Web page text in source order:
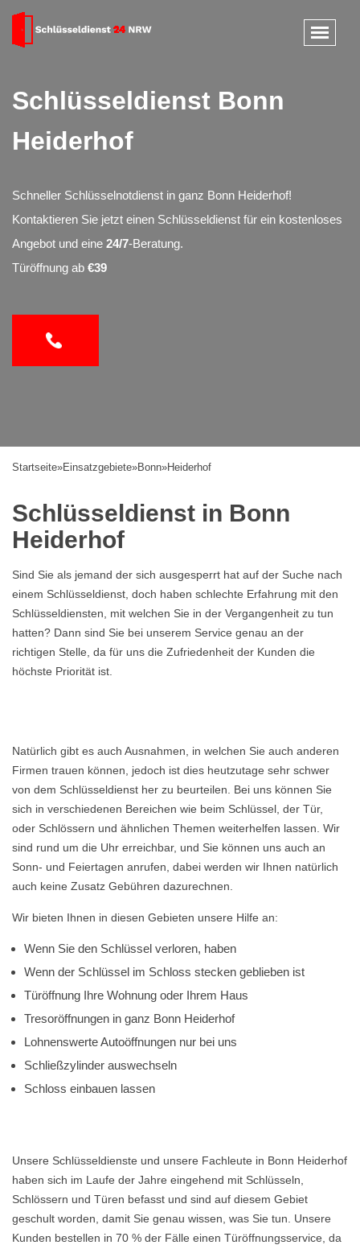
Schlüsseldienst Bonn
Heiderhof
Schneller Schlüsselnotdienst in ganz Bonn Heiderhof!
Kontaktieren Sie jetzt einen Schlüsseldienst für ein kostenloses
Angebot und eine 24/7-Beratung.
Türöffnung ab €39
Startseite»Einsatzgebiete»Bonn»Heiderhof
Schlüsseldienst in Bonn
Heiderhof
Sind Sie als jemand der sich ausgesperrt hat auf der Suche nach
einem Schlüsseldienst, doch haben schlechte Erfahrung mit den
Schlüsseldiensten, mit welchen Sie in der Vergangenheit zu tun
hatten? Dann sind Sie bei unserem Service genau an der
richtigen Stelle, da für uns die Zufriedenheit der Kunden die
höchste Priorität ist.
Natürlich gibt es auch Ausnahmen, in welchen Sie auch anderen
Firmen trauen können, jedoch ist dies heutzutage sehr schwer
von dem Schlüsseldienst her zu beurteilen. Bei uns können Sie
sich in verschiedenen Bereichen wie beim Schlüssel, der Tür,
oder Schlössern und ähnlichen Themen weiterhelfen lassen. Wir
sind rund um die Uhr erreichbar, und Sie können uns auch an
Sonn- und Feiertagen anrufen, dabei werden wir Ihnen natürlich
auch keine Zusatz Gebühren dazurechnen.
Wir bieten Ihnen in diesen Gebieten unsere Hilfe an:
Wenn Sie den Schlüssel verloren, haben
Wenn der Schlüssel im Schloss stecken geblieben ist
Türöffnung Ihre Wohnung oder Ihrem Haus
Tresoröffnungen in ganz Bonn Heiderhof
Lohnenswerte Autoöffnungen nur bei uns
Schließzylinder auswechseln
Schloss einbauen lassen
Unsere Schlüsseldienste und unsere Fachleute in Bonn Heiderhof
haben sich im Laufe der Jahre eingehend mit Schlüsseln,
Schlössern und Türen befasst und sind auf diesem Gebiet
geschult worden, damit Sie genau wissen, was Sie tun. Unsere
Kunden bestellen in 70 % der Fälle einen Türöffnungsservice, da